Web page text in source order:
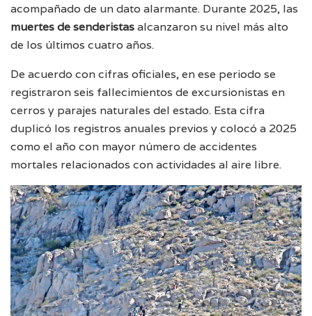
acompañado de un dato alarmante. Durante 2025, las
muertes de senderistasalcanzaron su nivel más alto
de los últimos cuatro años.
De acuerdo con cifras oficiales, en ese periodo se
registraron seis fallecimientos de excursionistas en
cerros y parajes naturales del estado. Esta cifra
duplicó los registros anuales previos y colocó a 2025
como el año con mayor número de accidentes
mortales relacionados con actividades al aire libre.